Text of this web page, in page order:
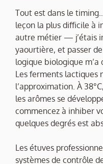
Tout est dans le
leçon la plus difficile à
autre métier — j’étais
yaourtière, et passer
logique biologique
Les ferments lactiques
l’approximation. À
les arômes se
commencez à inhiber
quelques degrés est
Les étuves
systèmes de contrôle